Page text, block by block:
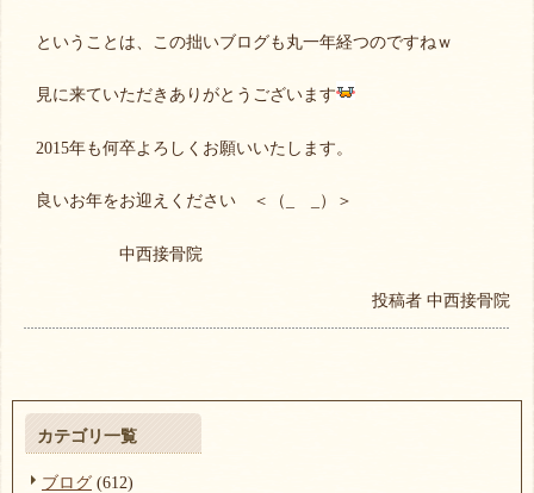
ということは、この拙いブログも丸一年経つのですねｗ
見に来ていただきありがとうございます
2015年も何卒よろしくお願いいたします。
良いお年をお迎えください ＜（_ _）＞
中西接骨院
投稿者 中西接骨院
カテゴリ一覧
ブログ (612)